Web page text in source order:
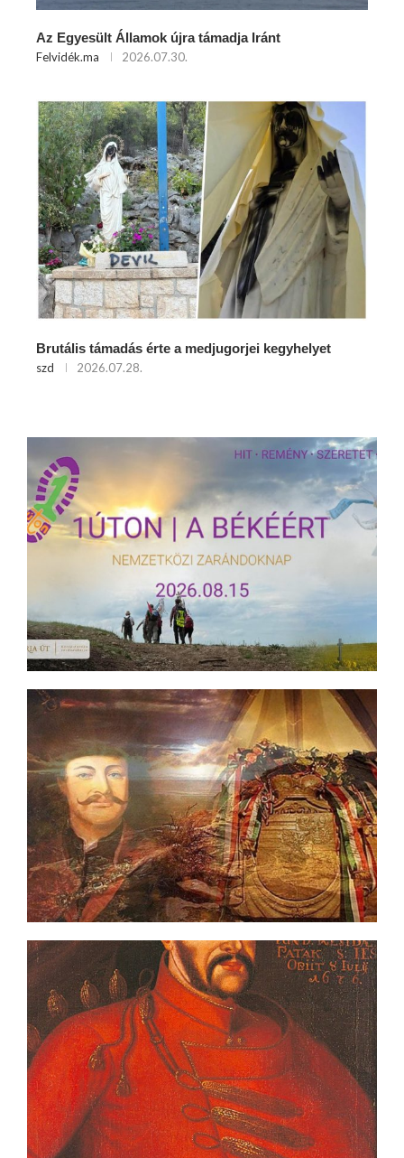
Az Egyesült Államok újra támadja Iránt
Felvidék.ma 2026.07.30.
Brutális támadás érte a medjugorjei kegyhelyet
szd 2026.07.28.